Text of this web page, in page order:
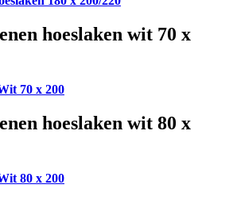
hoeslaken wit 70 x
70 x 200
hoeslaken wit 80 x
80 x 200